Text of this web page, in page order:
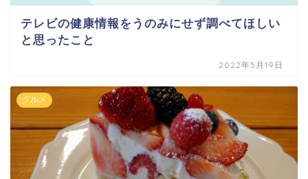
テレビの健康情報をうのみにせず調べてほしい
と思ったこと
2022年5月19日
グルメ